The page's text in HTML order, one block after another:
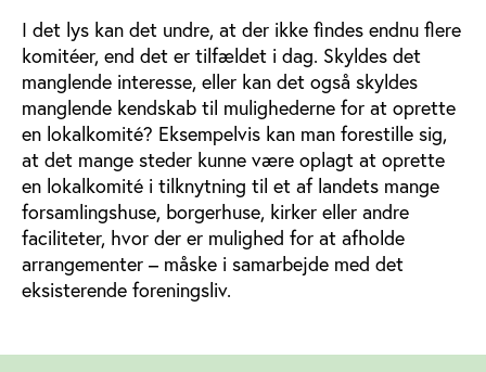
I det lys kan det undre, at der ikke findes endnu flere
komitéer, end det er tilfældet i dag. Skyldes det
manglende interesse, eller kan det også skyldes
manglende kendskab til mulighederne for at oprette
en lokalkomité? Eksempelvis kan man forestille sig,
at det mange steder kunne være oplagt at oprette
en lokalkomité i tilknytning til et af landets mange
forsamlingshuse, borgerhuse, kirker eller andre
faciliteter, hvor der er mulighed for at afholde
arrangementer – måske i samarbejde med det
eksisterende foreningsliv.